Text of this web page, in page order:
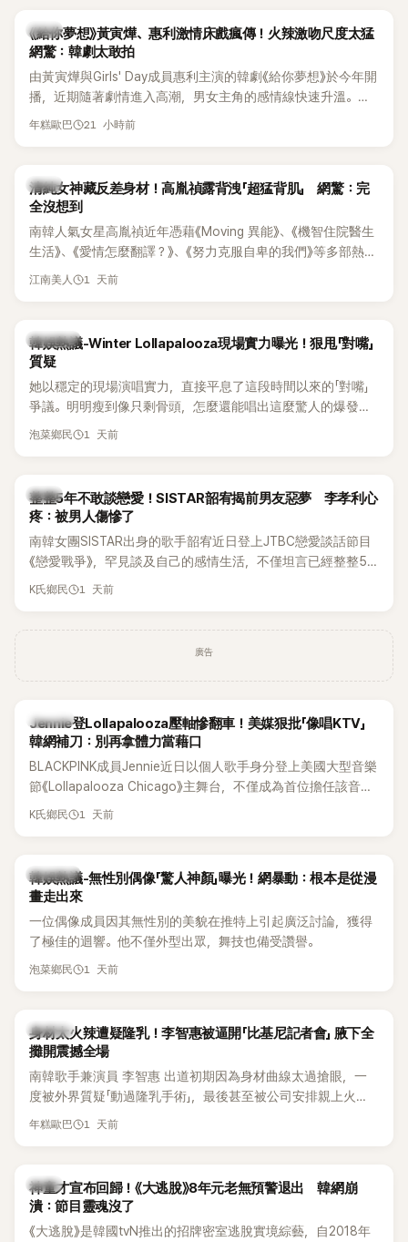
韓劇
《給你夢想》黃寅燁、惠利激情床戲瘋傳！火辣激吻尺度太猛
網驚：韓劇太敢拍
由黃寅燁與Girls' Day成員惠利主演的韓劇《給你夢想》於今年開
播，近期隨著劇情進入高潮，男女主角的感情線快速升溫。最
新播出的第8集不僅上演火辣吻戲，更接連出現床戲橋段，讓
年糕歐巴 21 小時前
韓星
清純女神藏反差身材！高胤禎露背洩「超猛背肌」 網驚：完
全沒想到
南韓人氣女星高胤禎近年憑藉《Moving 異能》、《機智住院醫生
生活》、《愛情怎麼翻譯？》、《努力克服自卑的我們》等多部熱門
作品，躍升為韓劇新一代女神代表，不僅演技備受肯定，精緻
細身材下的超狂背肌與肩膀線條，反差感十足，讓不少網友看
傻直呼：「原來她身材這麼猛！」
江南美人 1 天前
熱議討論
韓娛熱議-Winter Lollapalooza現場實力曝光！狠甩「對嘴」
質疑
她以穩定的現場演唱實力，直接平息了這段時間以來的「對嘴」
爭議。明明瘦到像只剩骨頭，怎麼還能唱出這麼驚人的爆發力
和音量？
泡菜鄉民 1 天前
韓星
整整5年不敢談戀愛！SISTAR韶宥揭前男友惡夢 李孝利心
疼：被男人傷慘了
南韓女團SISTAR出身的歌手韶宥近日登上JTBC戀愛談話節目
《戀愛戰爭》，罕見談及自己的感情生活，不僅坦言已經整整5
年沒有談戀愛，更首度透露空窗至今的原因，全與上一段戀情
K氏鄉民 1 天前
廣告
K-POP
Jennie登Lollapalooza壓軸慘翻車！美媒狠批「像唱KTV」
韓網補刀：別再拿體力當藉口
BLACKPINK成員Jennie近日以個人歌手身分登上美國大型音樂
節《Lollapalooza Chicago》主舞台，不僅成為首位擔任該音樂
節Headliner（壓軸主秀）的K-POP女SOLO歌手，寫下全新紀
形容整場演出「就像一場豪華KTV」。
K氏鄉民 1 天前
熱議討論
韓娛熱議-無性別偶像「驚人神顏」曝光！網暴動：根本是從漫
畫走出來
一位偶像成員因其無性別的美貌在推特上引起廣泛討論，獲得
了極佳的迴響。他不僅外型出眾，舞技也備受讚譽。
泡菜鄉民 1 天前
K-POP
身材太火辣遭疑隆乳！李智惠被逼開「比基尼記者會」 腋下全
攤開震撼全場
南韓歌手兼演員 李智惠 出道初期因為身材曲線太過搶眼，一
度被外界質疑「動過隆乳手術」，最後甚至被公司安排親上火
線，召開前所未見的「泳裝記者會」澄清。這場記者會後來還被
熱議。 2日播出的 SBS 綜藝節目《我的經紀人太難搞－秘書
鎮》，邀請同時兼顧工作與育兒的演藝圈代表「媽媽群」——李智
惠、李賢怡、李恩亨，以第13位「My Star」身分登場，分享最真
實的生活日常。 節目一開始，李瑞鎮 率先與李智惠會合，兩人
年糕歐巴 1 天前
韓星
神童才宣布回歸！《大逃脫》8年元老無預警退出 韓網崩
潰：節目靈魂沒了
《大逃脫》是韓國tvN推出的招牌密室逃脫實境綜藝，自2018年